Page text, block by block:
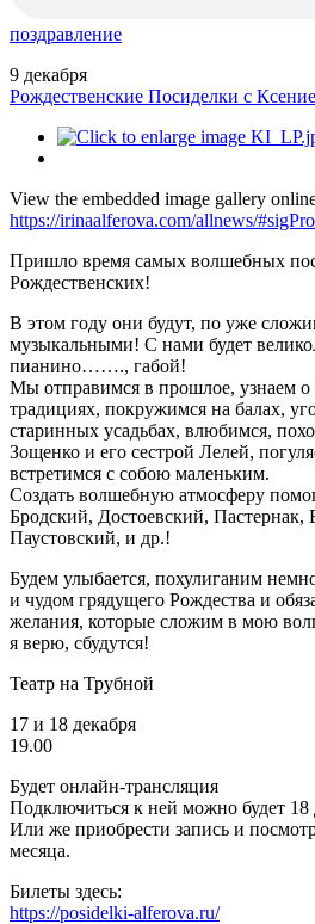
поздравление
9 декабря
Рождественские Посиделки с
View the embedded image gallery
https://irinaalferova.com/allnews/
Пришло время самых волшебных
Рождественских!
В этом году они будут, по уже
музыкальными! С нами будет
пианино……., габой!
Мы отправимся в прошлое, узнаем о
традициях, покружимся на балах,
старинных усадьбах, влюбимся,
Зощенко и его сестрой Лелей,
встретимся с собою маленьким.
Создать волшебную атмосферу
Бродский, Достоевский,
Паустовский, и др.!
Будем улыбается, похулиганим
и чудом грядущего Рождества и
желания, которые сложим в мою
я верю, сбудутся!
Театр на Трубной
17 и 18 декабря
19.00
Будет онлайн-трансляция
Подключиться к ней можно будет 18
Или же приобрести запись и
месяца.
Билеты здесь:
https://posidelki-alferova.ru/